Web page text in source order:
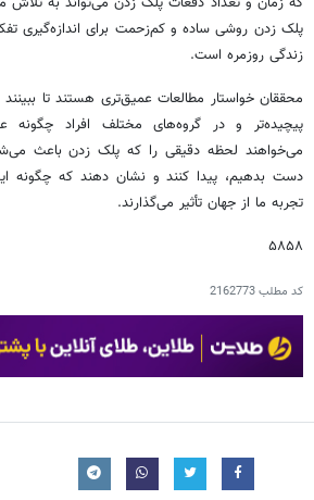
پلک زدن روشی ساده و کم‌زحمت برای اندازه‌گیری
زندگی روزمره است.
محققان خواستار مطالعات عمیق‌تری هستند تا
پیچیده‌تر و در گروه‌های مختلف افراد چگونه
می‌خواهند لحظه دقیقی را که پلک زدن باعث
دست بدهیم، پیدا کنند و نشان دهند که چگونه
تجربه ما از جهان تأثیر می‌گذارند.
۵۸۵۸
کد مطلب2162773